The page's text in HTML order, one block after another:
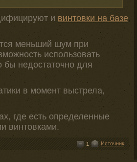
и винтовки на базе
меньший шум при
использовать
бы недостаточно для
в момент выстрела,
где есть определенные
винтовками.
Источник
1